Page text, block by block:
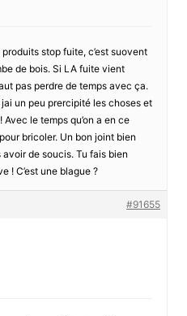
stop fuite, c’est suovent
de bois. Si LA fuite vient
pas perdre de temps avec ça.
un peu prercipité les choses et
le temps qu’on a en ce
bricoler. Un bon joint bien
de soucis. Tu fais bien
! C’est une blague ?
#91655